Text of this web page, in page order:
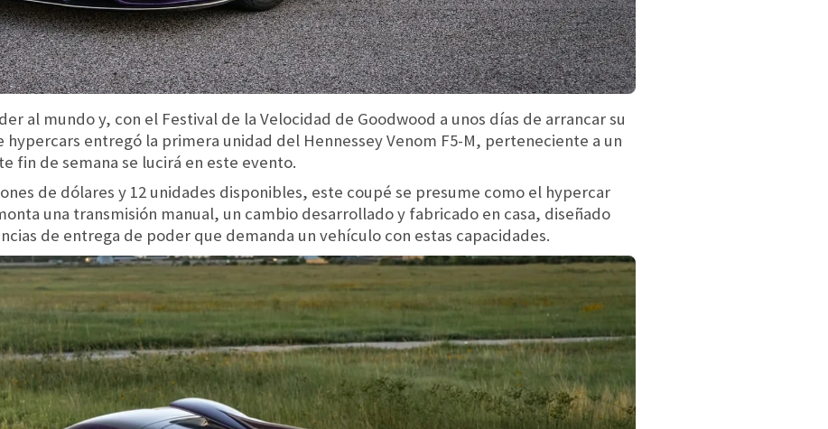
al mundo y, con el Festival de la Velocidad de Goodwood a unos días de arrancar su
hypercars entregó la primera unidad del Hennessey Venom F5-M, perteneciente a un
fin de semana se lucirá en este evento.
de dólares y 12 unidades disponibles, este coupé se presume como el hypercar
una transmisión manual, un cambio desarrollado y fabricado en casa, diseñado
de entrega de poder que demanda un vehículo con estas capacidades.